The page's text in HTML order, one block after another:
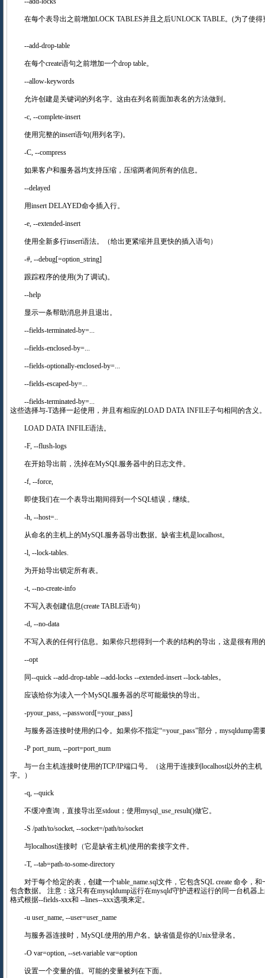
在每个表导出之前增加LOCK TABLES并且之后UNLOCK TABLE。(为了使
--add-drop-table
在每个create语句之前增加一个drop table。
--allow-keywords
允许创建是关键词的列名字。这由在列名前面加表名的方法做到。
-c, --complete-insert
使用完整的insert语句(用列名字)。
-C, --compress
如果客户和服务器均支持压缩，压缩两者间所有的信息。
--delayed
用insert DELAYED命令插入行。
-e, --extended-insert
使用全新多行insert语法。（给出更紧缩并且更快的插入语句）
-#, --debug[=option_string]
跟踪程序的使用(为了调试)。
--help
显示一条帮助消息并且退出。
--fields-terminated-by=...
--fields-enclosed-by=...
--fields-optionally-enclosed-by=...
--fields-escaped-by=...
--fields-terminated-by=...
这些选择与-T选择一起使用，并且有相应的LOAD DATA INFILE子句相同的
LOAD DATA INFILE语法。
-F, --flush-logs
在开始导出前，洗掉在MySQL服务器中的日志文件。
-f, --force,
即使我们在一个表导出期间得到一个SQL错误，继续。
-h, --host=..
从命名的主机上的MySQL服务器导出数据。缺省主机是localhost。
-l, --lock-tables.
为开始导出锁定所有表。
-t, --no-create-info
不写入表创建信息(create TABLE语句）
-d, --no-data
不写入表的任何行信息。如果你只想得到一个表的结构的导出，这是很
--opt
同--quick --add-drop-table --add-locks --extended-insert --lock-tables。
应该给你为读入一个MySQL服务器的尽可能最快的导出。
-pyour_pass, --password[=your_pass]
与服务器连接时使用的口令。如果你不指定“=your_pass”部分，
-P port_num, --port=port_num
与一台主机连接时使用的TCP/IP端口号。（这用于连接到localhost以外的主机
字。）
-q, --quick
不缓冲查询，直接导出至stdout；使用mysql_use_result()做它。
-S /path/to/socket, --socket=/path/to/socket
与localhost连接时（它是缺省主机)使用的套接字文件。
-T, --tab=path-to-some-directory
对于每个给定的表，创建一个table_name.sql文件，它包含SQL create 命令，和
包含数据。 注意：这只有在mysqldump运行在mysqld守护进程运行的同一台机器
格式根据--fields-xxx和 --lines--xxx选项来定。
-u user_name, --user=user_name
与服务器连接时，MySQL使用的用户名。缺省值是你的Unix登录名。
-O var=option, --set-variable var=option
设置一个变量的值。可能的变量被列在下面。